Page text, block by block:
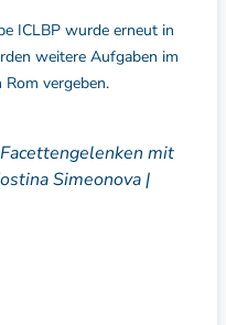
ICLBP wurde erneut in
weitere Aufgaben im
vergeben.
mit
Simeonova |